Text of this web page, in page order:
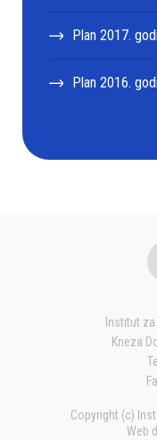
Plan 2017.
Plan 2016.
Institut
Kneza
Copyright (c)
Web